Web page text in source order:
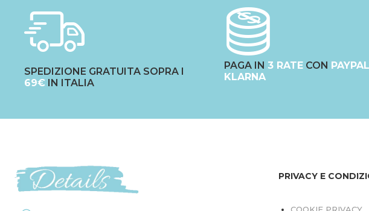
SPEDIZIONE GRATUITA SOPRA I
69€ IN ITALIA
PAGA IN 3 RATE CON PAYPAL
KLARNA
PRIVACY E